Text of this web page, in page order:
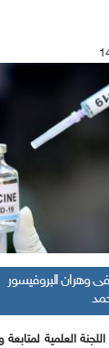
وهران البروفيسور
العلمية لمتابعة